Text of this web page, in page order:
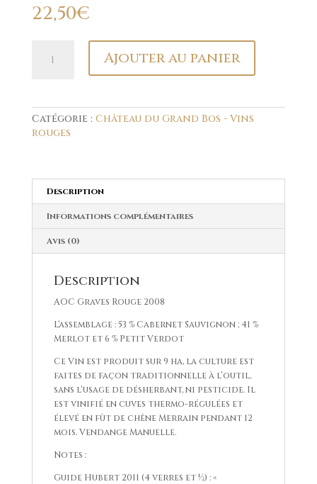
22,50€
Bos
-
Ajouter au panier
Catégorie : Château du Grand Bos - Vins
rouges
Description
Informations complémentaires
Avis (0)
Description
AOC Graves Rouge 2008
L’assemblage : 53 % Cabernet Sauvignon ; 41 %
Merlot et 6 % Petit Verdot
Ce Vin est produit sur 9 ha, la culture est
faites de façon traditionnelle à l’outil,
sans l’usage de désherbant, ni pesticide. Il
est vinifié en cuves thermo-régulées et
élevé en fût de chêne Merrain pendant 12
mois. Vendange Manuelle.
Notes :
Guide Hubert 2011 (4 verres et ½) : «